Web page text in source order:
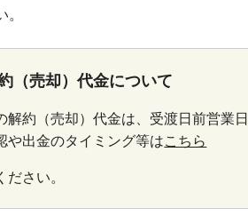
（売却）代金について
解約（売却）代金は、受渡日前営業
や出金のタイミング等はこちら
ださい。